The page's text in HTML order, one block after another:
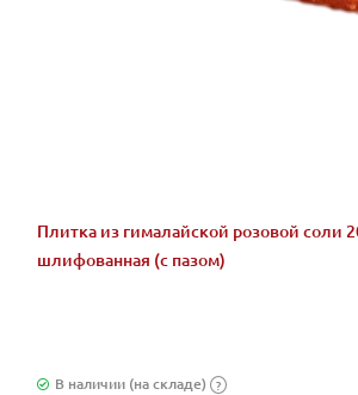
Плитка из гималайской розовой соли
шлифованная (с пазом)
В наличии (на складе) ?